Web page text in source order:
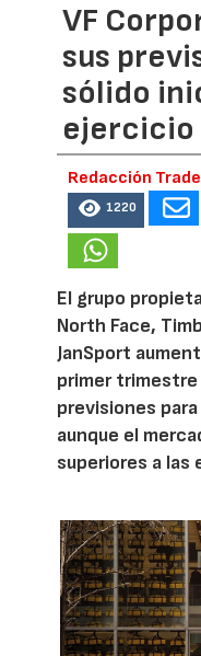
VF
sus
sólido
ejercicio
Redacción
1220
El grupo
North Face,
JanSport
primer trimestre
previsiones
aunque el
superiores a las